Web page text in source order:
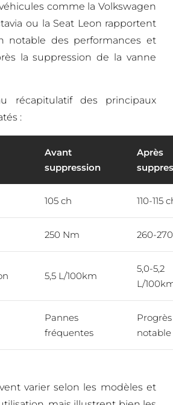
comme la Volkswagen
ou la Seat Leon rapportent
notable des performances et
la suppression de la vanne
récapitulatif des principaux
:
Avant
suppression
Après
105 ch 110-115
250 Nm 260-
5,5 L/100km
5,0-5,2
L/
Pannes
fréquentes
Progrès
notable
varier selon les modèles et